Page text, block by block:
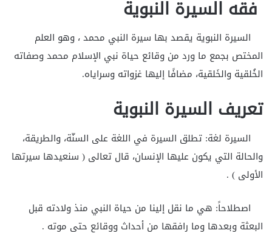
فقه السيرة النبوية
السيرة النبوية يقصد بها سيرة النبي محمد ، وهو العلم
المختص بجمع ما ورد من وقائع حياة نبي الإسلام محمد وصفاته
الخُلقية والخَلقية، مضافًا إليها غزواته وسراياه.
تعريف السيرة النبوية
السيرة لغة: تطلق السيرة في اللغة على السنّة، والطريقة،
والحالة التي يكون عليها الإنسان، قال تعالى ( سنعيدها سيرتها
الأولى ) .
اصطلاحاً: هي ما نقل إلينا من حياة النبي منذ ولادته قبل
البعثة وبعدها وما رافقها من أحداث ووقائع حتى موته .